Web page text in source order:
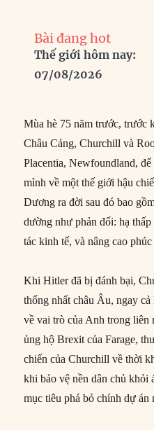
Bài đang hot
Thế giới hôm nay:
07/08/2026
Mùa hè 75 năm trước, trước
Châu Cảng, Churchill và
Placentia, Newfoundland,
mình về một thế giới hậu
Dương ra đời sau đó bao
dường như phản đối: hạ
tác kinh tế, và nâng cao
Khi Hitler đã bị đánh bại,
thống nhất châu Âu, ngay
về vai trò của Anh trong
ủng hộ Brexit của Farage,
chiến của Churchill về thời
khi bảo vệ nền dân chủ khỏi
mục tiêu phá bỏ chính dự